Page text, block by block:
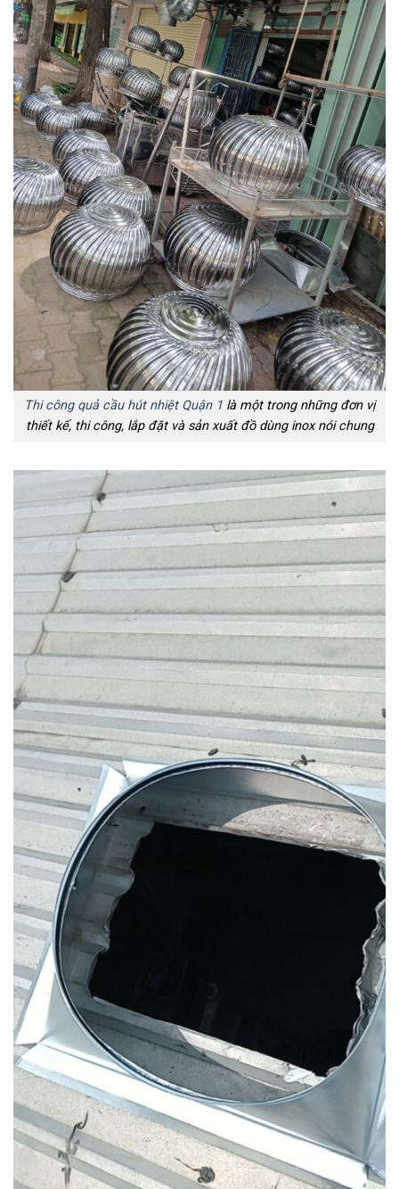
Thi công quả cầu hút nhiệt Quận 1 là một trong những đơn vị
thiết kế, thi công, lắp đặt và sản xuất đồ dùng inox nói chung